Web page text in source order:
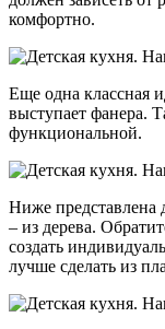
комфортно.
Еще одна классная
выступает фанера.
функциональной.
Ниже представлена
– из дерева.
создать
лучше сделать из